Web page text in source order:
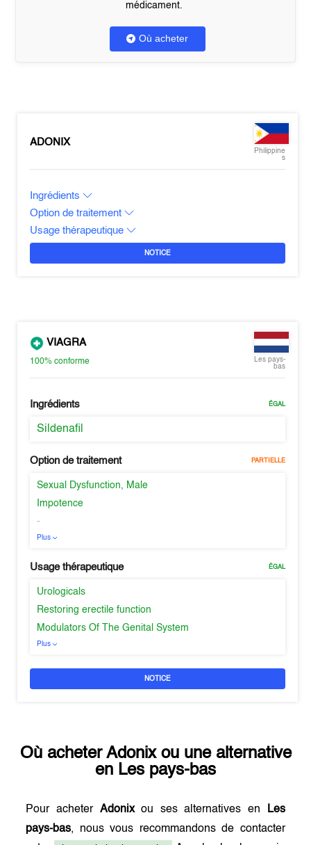
médicament.
Où acheter
ADONIX
Philippine
s
Ingrédients
Option de traitement
Usage thérapeutique
NOTICE
VIAGRA
100%conforme
Les pays-
bas
Ingrédients ÉGAL
Sildenafil
Option de traitement PARTIELLE
Sexual Dysfunction, Male
Impotence
-
Plus
Usage thérapeutique ÉGAL
Urologicals
Restoring erectile function
Modulators Of The Genital System
Plus
NOTICE
Où acheter Adonixou une alternative
en Les pays-bas
Pour acheter Adonixou ses alternatives en
Les
pays-bas, nous vous recommandons de contacter